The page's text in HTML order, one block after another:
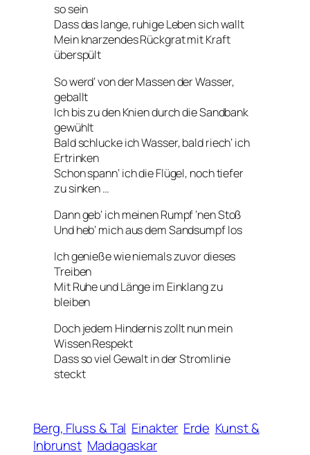
so sein
Dass das lange, ruhige Leben sich wallt
Mein knarzendes Rückgrat mit Kraft
überspült
So werd‘ von der Massen der Wasser,
geballt
Ich bis zu den Knien durch die Sandbank
gewühlt
Bald schlucke ich Wasser, bald riech‘ ich
Ertrinken
Schon spann‘ ich die Flügel, noch tiefer
zu sinken …
Dann geb‘ ich meinen Rumpf ’nen Stoß
Und heb‘ mich aus dem Sandsumpf los
Ich genieße wie niemals zuvor dieses
Treiben
Mit Ruhe und Länge im Einklang zu
bleiben
Doch jedem Hindernis zollt nun mein
Wissen Respekt
Dass so viel Gewalt in der Stromlinie
steckt
Berg, Fluss & Tal Einakter Erde Kunst &
Inbrunst Madagaskar